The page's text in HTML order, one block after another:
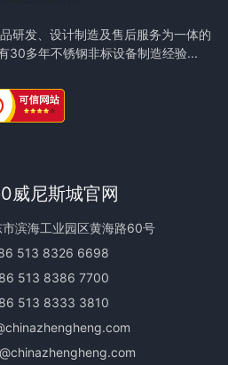
研发、设计制造及售后服务为一体的
30多年不锈钢非标设备制造经验...
威尼斯城官网
滨海工业园区黄海路60号
513 8326 6698
513 8386 7700
513 8333 3810